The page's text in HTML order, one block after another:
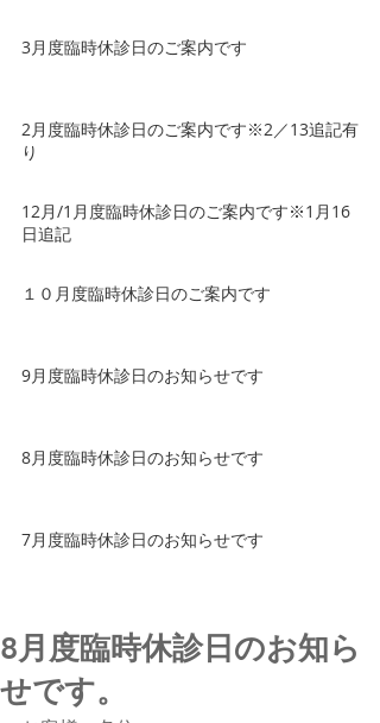
3月度臨時休診日のご案内です
2月度臨時休診日のご案内です※2／13追記有
り
12月/1月度臨時休診日のご案内です※1月16
日追記
１０月度臨時休診日のご案内です
9月度臨時休診日のお知らせです
8月度臨時休診日のお知らせです
7月度臨時休診日のお知らせです
8月度臨時休診日のお知ら
せです。